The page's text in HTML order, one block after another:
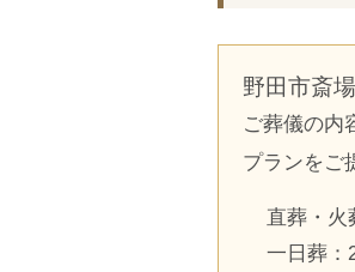
野田市斎
ご葬儀の内
プランをご
直葬・火
一日葬：